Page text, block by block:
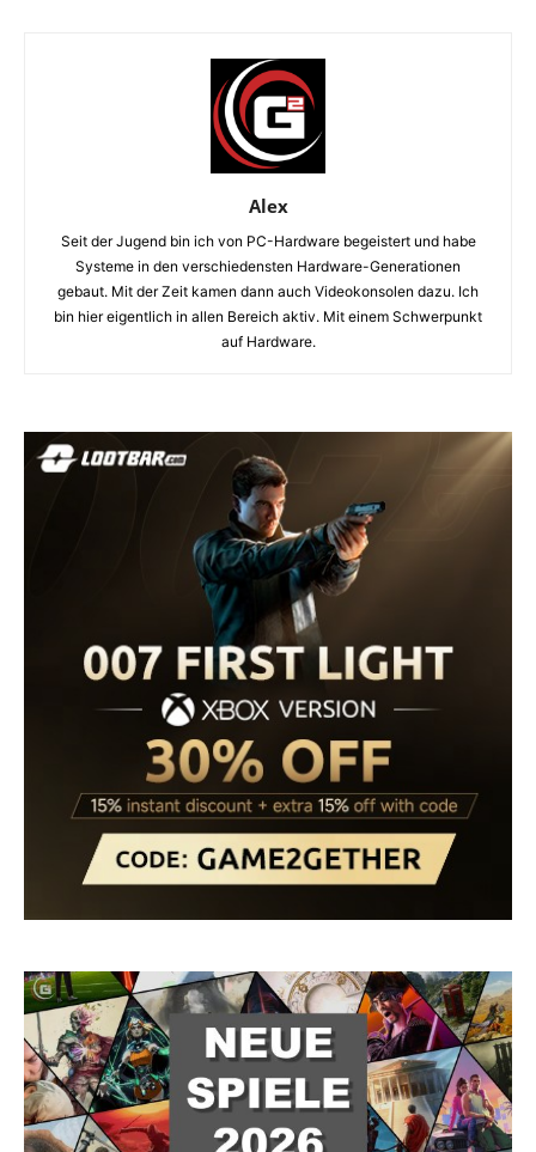
Alex
Seit der Jugend bin ich von PC-Hardware begeistert und habe
Systeme in den verschiedensten Hardware-Generationen
gebaut. Mit der Zeit kamen dann auch Videokonsolen dazu. Ich
bin hier eigentlich in allen Bereich aktiv. Mit einem Schwerpunkt
auf Hardware.